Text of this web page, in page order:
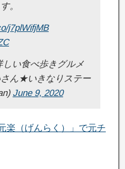
。
j7plWifjMB
い食べ歩きグルメ
ん★いきなりステー
June 9, 2020
楽（げんらく）」で元チ